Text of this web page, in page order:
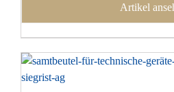
Artikel